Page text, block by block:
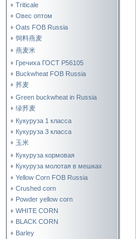
Triticale
Овес оптом
Oats FOB Russia
饲料燕麦
燕麦米
Гречиха ГОСТ Р56105
Buckwheat FOB Russia
荞麦
Green buckwheat in Russia
绿荞麦
Кукуруза 1 класса
Кукуруза 3 класса
玉米
Кукуруза кормовая
Кукуруза молотая в мешках
Yellow Corn FOB Russia
Crushed corn
Powder yellow corn
WHITE CORN
BLACK CORN
Barley